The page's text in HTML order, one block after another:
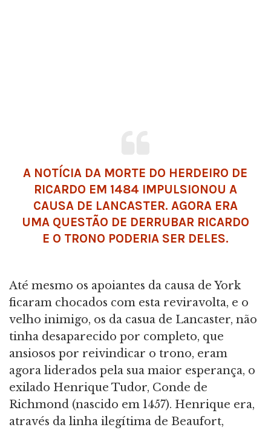
A NOTÍCIA DA MORTE DO HERDEIRO DE
RICARDO EM 1484 IMPULSIONOU A
CAUSA DE LANCASTER. AGORA ERA
UMA QUESTÃO DE DERRUBAR RICARDO
E O TRONO PODERIA SER DELES.
Até mesmo os apoiantes da causa de York
ficaram chocados com esta reviravolta, e o
velho inimigo, os da casua de Lancaster, não
tinha desaparecido por completo, que
ansiosos por reivindicar o trono, eram
agora liderados pela sua maior esperança, o
exilado Henrique Tudor, Conde de
Richmond (nascido em 1457). Henrique era,
através da linha ilegítima de Beaufort,